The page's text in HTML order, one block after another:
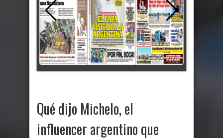
Qué dijo Michelo, el
influencer argentino que